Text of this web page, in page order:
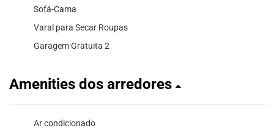
Sofá-Cama
Varal para Secar Roupas
Garagem Gratuita 2
Amenities dos arredores
Ar condicionado